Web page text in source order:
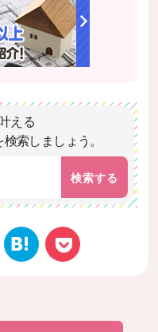
える
索しましょう。
検索する